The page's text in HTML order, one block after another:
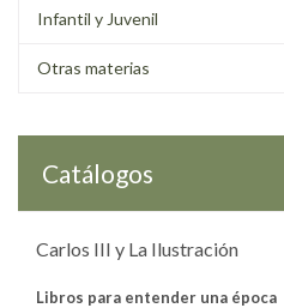
Infantil y Juvenil
Otras materias
Catálogos
Carlos III y La Ilustración
Libros para entender una época